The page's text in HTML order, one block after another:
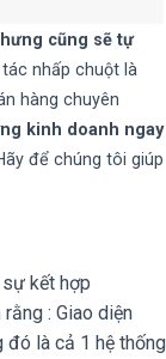
cũng sẽ tự
nhấp chuột là
hàng chuyên
kinh doanh ngay
để chúng tôi giúp
kết hợp
: Giao diện
là cả 1 hệ thống